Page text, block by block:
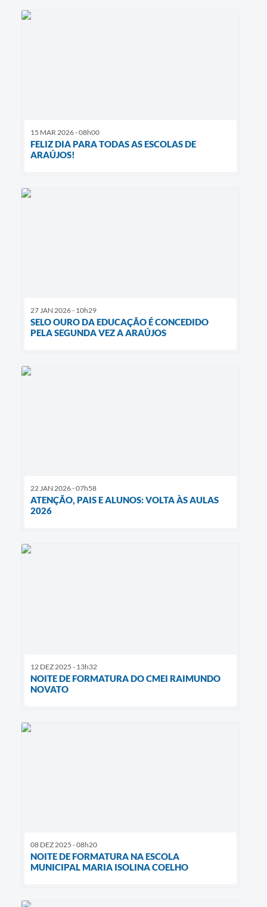
15 MAR 2026 - 08h00
FELIZ DIA PARA TODAS AS ESCOLAS DE
ARAÚJOS!
27 JAN 2026 - 10h29
SELO OURO DA EDUCAÇÃO É CONCEDIDO
PELA SEGUNDA VEZ A ARAÚJOS
22 JAN 2026 - 07h58
ATENÇÃO, PAIS E ALUNOS: VOLTA ÀS AULAS
2026
12 DEZ 2025 - 13h32
NOITE DE FORMATURA DO CMEI RAIMUNDO
NOVATO
08 DEZ 2025 - 08h20
NOITE DE FORMATURA NA ESCOLA
MUNICIPAL MARIA ISOLINA COELHO